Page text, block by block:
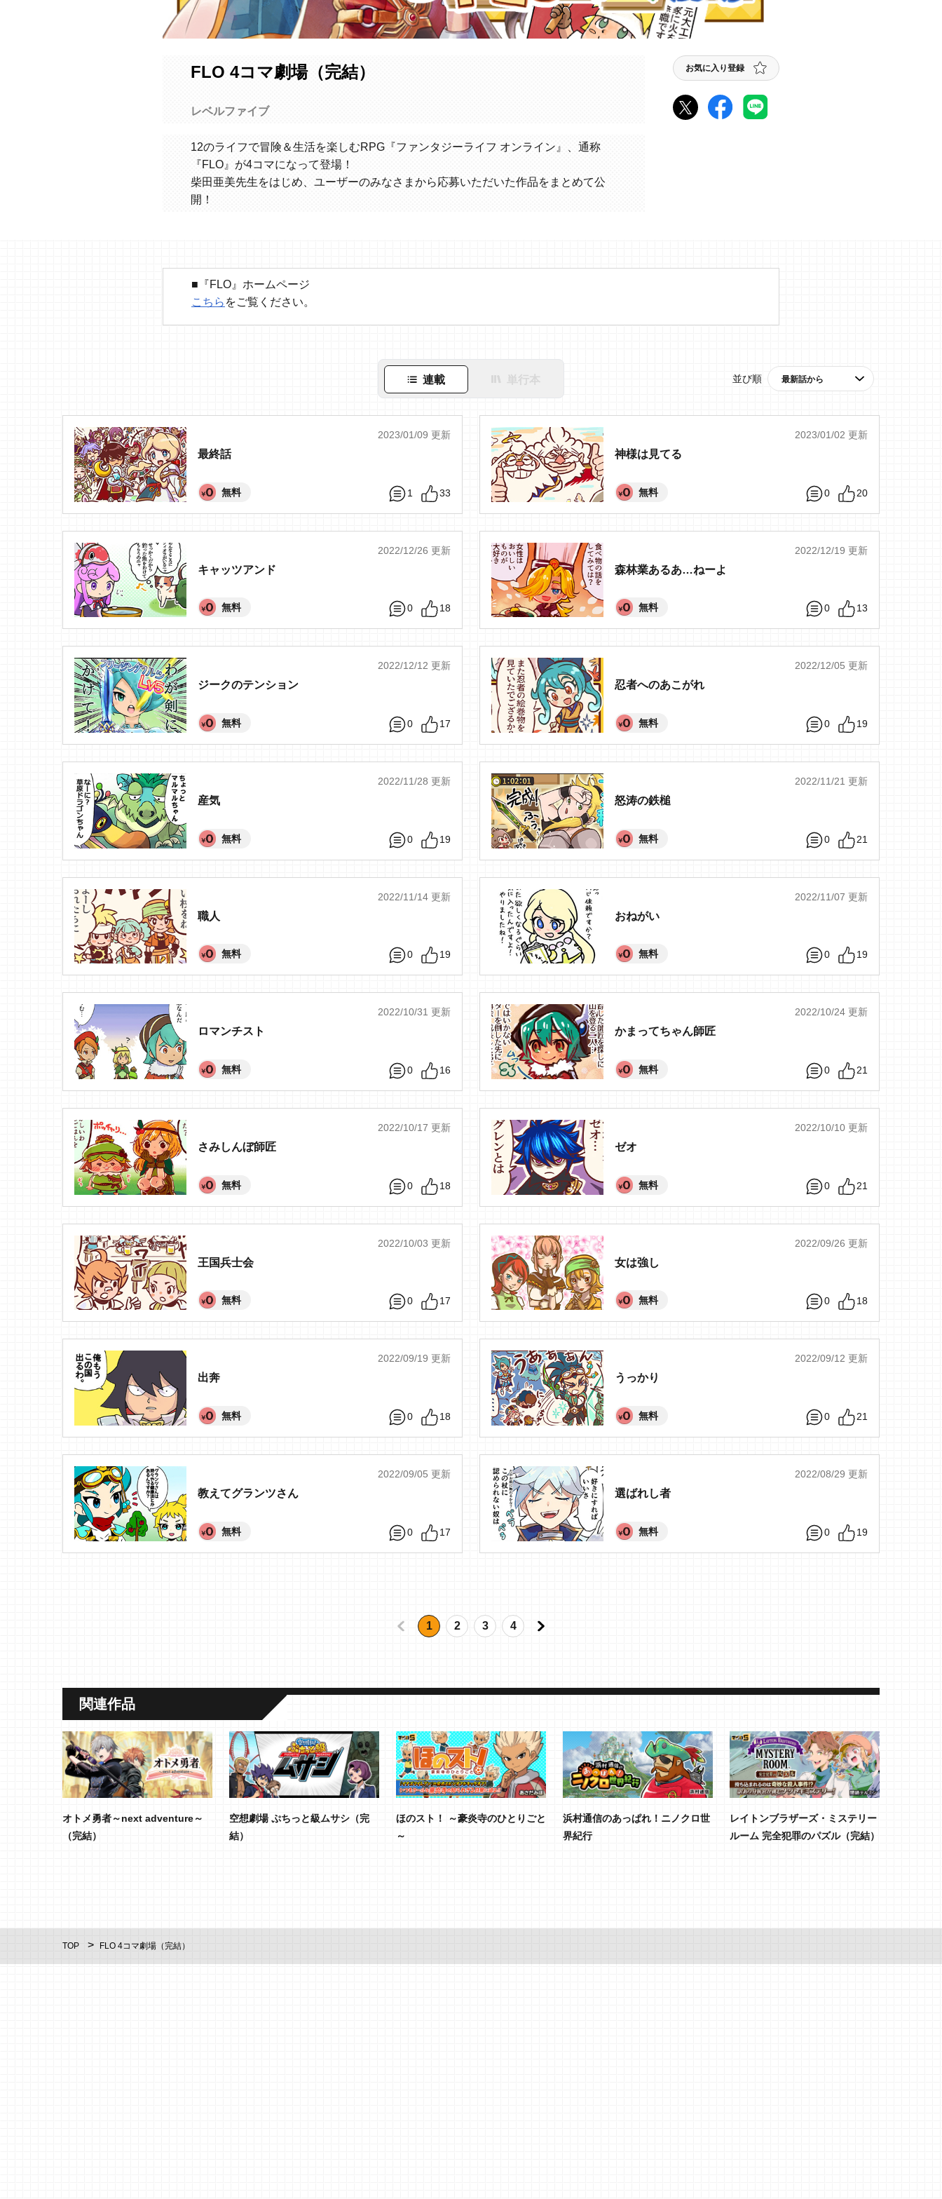
FLO 4コマ劇場（完結）
レベルファイブ
12のライフで冒険＆生活を楽しむRPG『ファンタジーライフ オンライン』、通称
『FLO』が4コマになって登場！
柴田亜美先生をはじめ、ユーザーのみなさまから応募いただいた作品をまとめて公
開！
お気に入り登録
■『FLO』ホームページ
こちら をご覧ください。
連載 単行本 並び順
2023/01/09 更新
最終話
無料 1 33
2023/01/02 更新
神様は見てる
無料 0 20
2022/12/26 更新
キャッツアンド
無料 0 18
2022/12/19 更新
森林業あるあ…ねーよ
無料 0 13
2022/12/12 更新
ジークのテンション
無料 0 17
2022/12/05 更新
忍者へのあこがれ
無料 0 19
2022/11/28 更新
産気
無料 0 19
2022/11/21 更新
怒涛の鉄槌
無料 0 21
2022/11/14 更新
職人
無料 0 19
2022/11/07 更新
おねがい
無料 0 19
2022/10/31 更新
ロマンチスト
無料 0 16
2022/10/24 更新
かまってちゃん師匠
無料 0 21
2022/10/17 更新
さみしんぼ師匠
無料 0 18
2022/10/10 更新
ゼオ
無料 0 21
2022/10/03 更新
王国兵士会
無料 0 17
2022/09/26 更新
女は強し
無料 0 18
2022/09/19 更新
出奔
無料 0 18
2022/09/12 更新
うっかり
無料 0 21
2022/09/05 更新
教えてグランツさん
無料 0 17
2022/08/29 更新
選ばれし者
無料 0 19
1 2 3 4
関連作品
オトメ勇者～next adventure～
（完結）
空想劇場 ぷちっと級ムサシ（完
結）
ほのスト！ ～豪炎寺のひとりごと
～
浜村通信のあっぱれ！ニノクロ世
界紀行
レイトンブラザーズ・ミステリー
ルーム 完全犯罪のパズル（完結）
TOP FLO 4コマ劇場（完結）